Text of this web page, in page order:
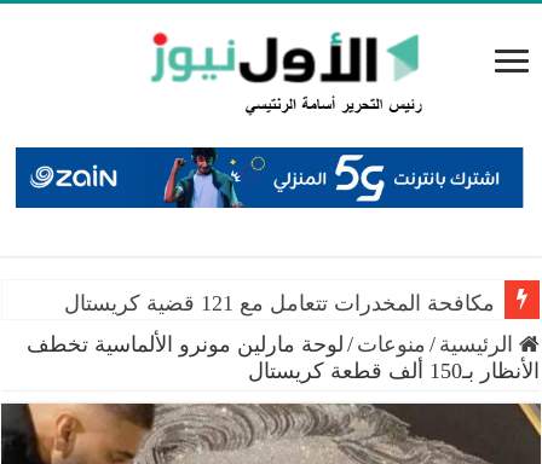
مكافحة المخدرات تتعامل مع 121 قضية كريستال
الرئيسية / منوعات / لوحة مارلين مونرو الألماسية تخطف
الأنظار بـ150 ألف قطعة كريستال